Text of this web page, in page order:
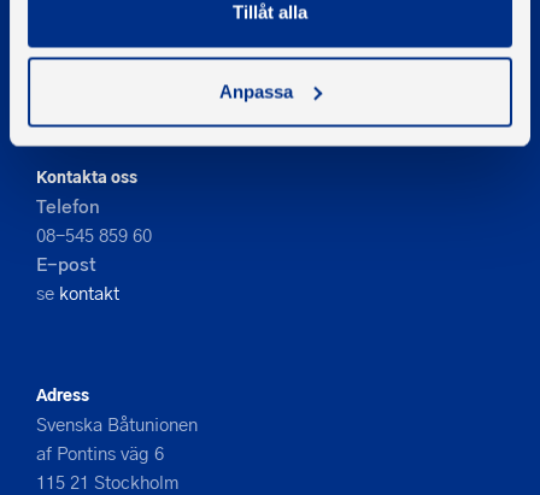
Tillåt alla
Anpassa
Information om cookies
Kontakta oss
Telefon
08-545 859 60
E-post
se kontakt
Adress
Svenska Båtunionen
af Pontins väg 6
115 21 Stockholm